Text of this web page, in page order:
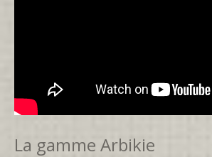
La gamme Arbikie